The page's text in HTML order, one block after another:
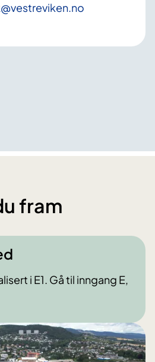
@vestreviken.no
fram
i E1. Gå til inngang E,